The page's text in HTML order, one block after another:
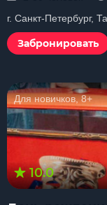
г. Санкт-Петербург,
Забронировать
Для новичков, 8+
10.0